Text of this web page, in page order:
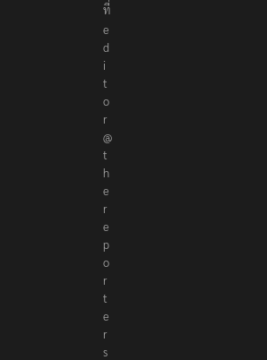
ร
ที่
e
d
i
t
o
r
@
t
h
e
r
e
p
o
r
t
e
r